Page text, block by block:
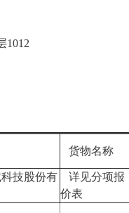
1012
货物名称
技股份有
详见分项报
价表